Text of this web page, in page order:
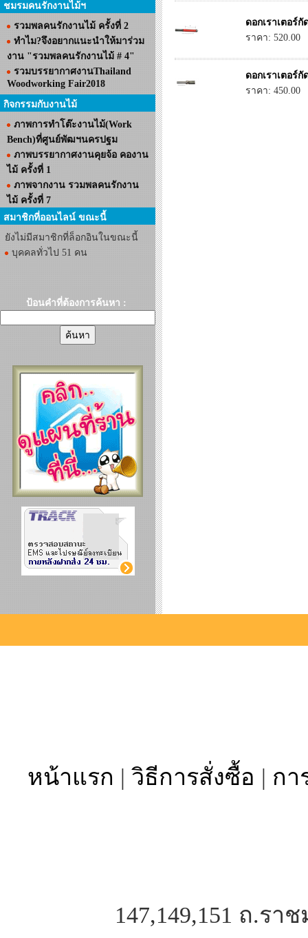
ชมรมคนรักงานไม้ฯ
รวมพลคนรักงานไม้ ครั้งที่ 2
ทำไม?จึงอยากแนะนำให้มาร่วม
งาน "รวมพลคนรักงานไม้ # 4"
รวมบรรยากาศงานThailand
Woodworking Fair2018
กิจกรรมกับงานไม้
ภาพการทำโต๊ะงานไม้(Work
Bench)ที่ศูนย์พัฒฯนครปฐม
ภาพบรรยากาศงานคุยจ้อ คองาน
ไม้ ครั้งที่ 1
ภาพจากงาน รวมพลคนรักงาน
ไม้ ครั้งที่ 7
สมาชิกที่ออนไลน์ ขณะนี้
ยังไม่มีสมาชิกที่ล็อกอินในขณะนี้
บุคคลทั่วไป 51 คน
ป้อนคำที่ต้องการค้นหา :
ดอกเราเตอร์
ราคา: 520.00
ดอกเราเตอร์
ราคา: 450.00
หน้าแรก | วิธีการสั่งซื้อ | กา
147,149,151 ถ.ร